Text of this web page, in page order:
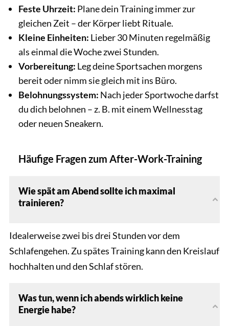
Feste Uhrzeit: Plane dein Training immer zur
gleichen Zeit – der Körper liebt Rituale.
Kleine Einheiten: Lieber 30 Minuten regelmäßig
als einmal die Woche zwei Stunden.
Vorbereitung: Leg deine Sportsachen morgens
bereit oder nimm sie gleich mit ins Büro.
Belohnungssystem: Nach jeder Sportwoche darfst
du dich belohnen – z. B. mit einem Wellnesstag
oder neuen Sneakern.
Häufige Fragen zum After-Work-Training
Wie spät am Abend sollte ich maximal
trainieren?
Idealerweise zwei bis drei Stunden vor dem
Schlafengehen. Zu spätes Training kann den Kreislauf
hochhalten und den Schlaf stören.
Was tun, wenn ich abends wirklich keine
Energie habe?